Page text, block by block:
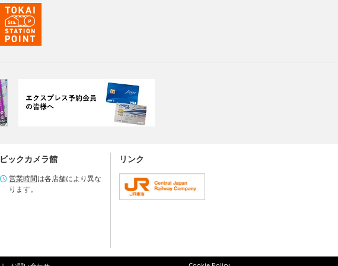
ビックカメラ館
営業時間は各店舗により異な
ります。
リンク